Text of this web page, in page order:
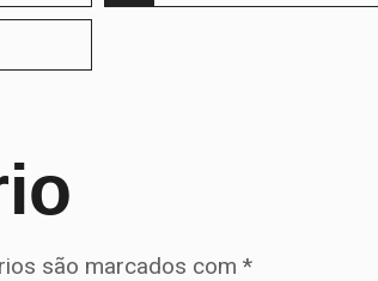
são marcados com*